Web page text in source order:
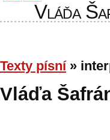
Vláďa
Texty písní»
Vláďa